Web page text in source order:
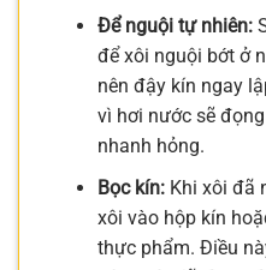
Để nguội tự nhiên:
để xôi nguội bớt ở
nên đậy kín ngay
vì hơi nước sẽ
nhanh hỏng.
Bọc kín:Khi xôi đã
xôi vào hộp kín
thực phẩm. Điều